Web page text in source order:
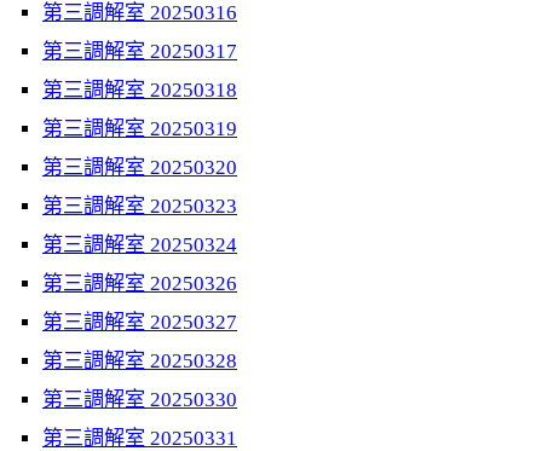
第三調解室 20250316
第三調解室 20250317
第三調解室 20250318
第三調解室 20250319
第三調解室 20250320
第三調解室 20250323
第三調解室 20250324
第三調解室 20250326
第三調解室 20250327
第三調解室 20250328
第三調解室 20250330
第三調解室 20250331